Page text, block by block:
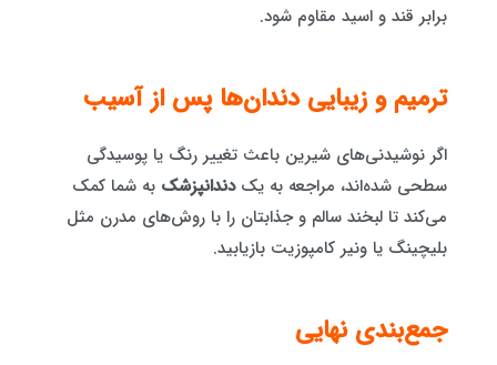
برابر قند و اسید مقاوم شود.
ترمیم و زیبایی دندان‌ها پس از آسیب
اگر نوشیدنی‌های شیرین باعث تغییر رنگ یا پوسیدگی
سطحی شده‌اند، مراجعه به یکدندانپزشک به شما کمک
می‌کند تا لبخند سالم و جذابتان را با روش‌های مدرن مثل
بلیچینگ یا ونیر کامپوزیت بازیابید.
جمع‌بندی نهایی